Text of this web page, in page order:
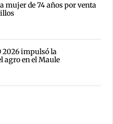
mujer de 74 años por venta
2026 impulsó la
agro en el Maule